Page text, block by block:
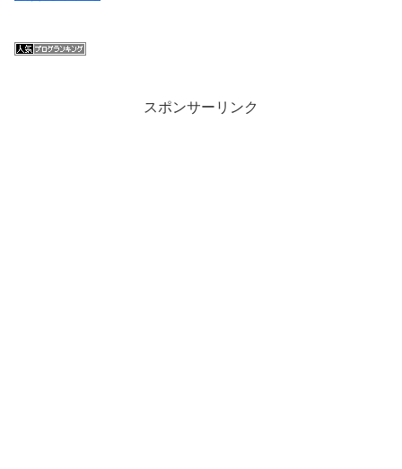
スポンサーリンク